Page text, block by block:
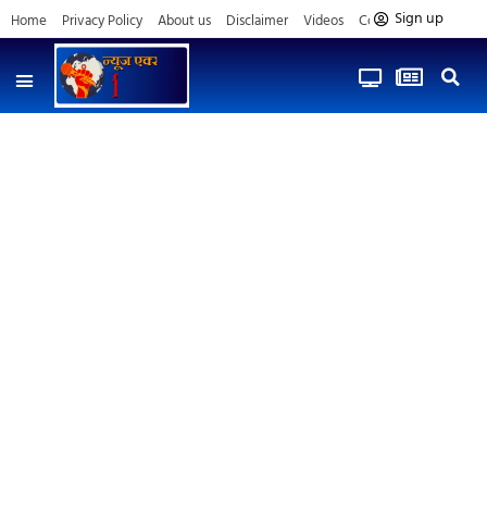
Home Privacy Policy About us Disclaimer Videos Contact us
Sign up